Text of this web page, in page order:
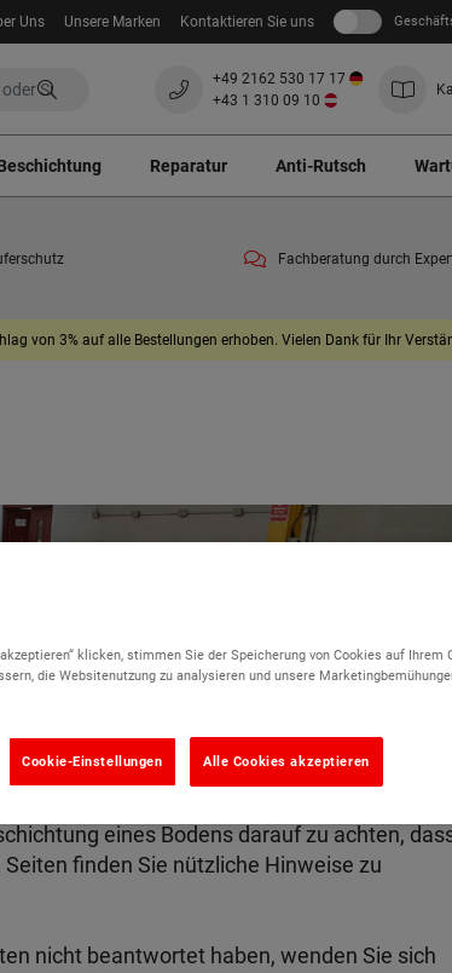
Uns Unsere Marken Kontaktieren Sie uns
+49 2162 530 17 17
+43 1 310 09 10
Reparatur Anti-Rutsch
Fachberatung durch
von 3% auf alle Bestellungen erhoben. Vielen Dank für Ihr
an. Damit Sie sich in
genau die richtige Beschichtung für Ihren
eines Bodens darauf zu achten,
finden Sie nützliche Hinweise zu
nicht beantwortet haben, wenden Sie sich
klicken, stimmen Sie der Speicherung von Cookies auf Ihrem
die Websitenutzung zu analysieren und unsere
Alle Cookies akzeptieren
Cookie-Einstellungen